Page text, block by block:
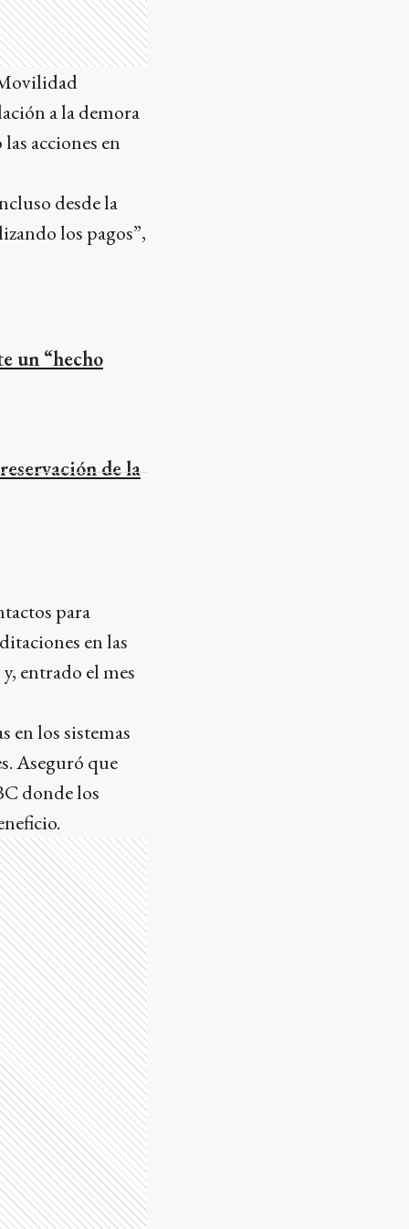
a la demora
acciones en
desde la
los pagos”,
un “hecho
de la
para
en las
entrado el mes
en los sistemas
Aseguró que
donde los